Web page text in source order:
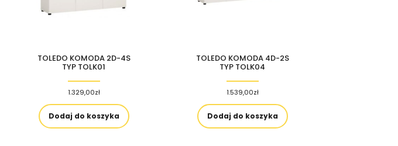
TOLEDO KOMODA 2D-4S
TYP TOLK01
1.329,00zł
Dodaj do koszyka
TOLEDO KOMODA 4D-2S
TYP TOLK04
1.539,00zł
Dodaj do koszyka